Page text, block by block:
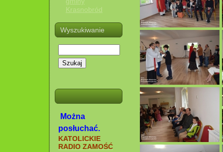
Krasnobród
Wyszukiwanie
Szukaj
Można
posłuchać.
KATOLICKIE
RADIO ZAMOŚĆ